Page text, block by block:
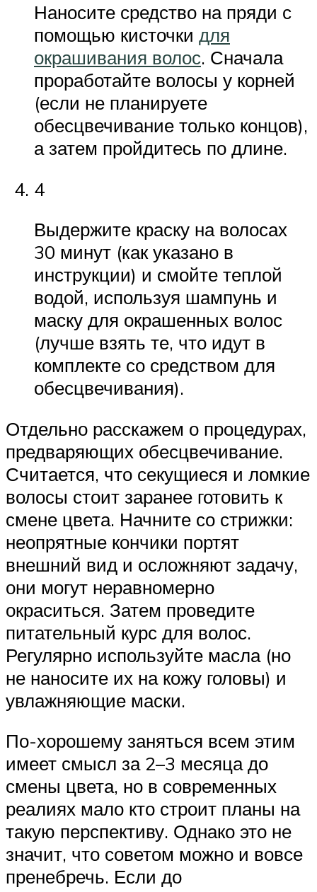
Наносите средство на пряди с
помощью кисточки для
окрашивания волос. Сначала
проработайте волосы у корней
(если не планируете
обесцвечивание только концов),
а затем пройдитесь по длине.
4
Выдержите краску на волосах
30 минут (как указано в
инструкции) и смойте теплой
водой, используя шампунь и
маску для окрашенных волос
(лучше взять те, что идут в
комплекте со средством для
обесцвечивания).
Отдельно расскажем о процедурах,
предваряющих обесцвечивание.
Считается, что секущиеся и ломкие
волосы стоит заранее готовить к
смене цвета. Начните со стрижки:
неопрятные кончики портят
внешний вид и осложняют задачу,
они могут неравномерно
окраситься. Затем проведите
питательный курс для волос.
Регулярно используйте масла (но
не наносите их на кожу головы) и
увлажняющие маски.
По-хорошему заняться всем этим
имеет смысл за 2–3 месяца до
смены цвета, но в современных
реалиях мало кто строит планы на
такую перспективу. Однако это не
значит, что советом можно и вовсе
пренебречь. Если до